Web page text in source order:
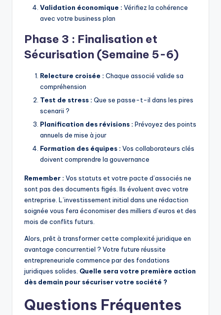
Validation économique : Vérifiez la cohérence
avec votre business plan
Phase 3 : Finalisation et
Sécurisation (Semaine 5-6)
Relecture croisée : Chaque associé valide sa
compréhension
Test de stress : Que se passe-t-il dans les pires
scenarii ?
Planification des révisions : Prévoyez des points
annuels de mise à jour
Formation des équipes : Vos collaborateurs clés
doivent comprendre la gouvernance
Remember : Vos statuts et votre pacte d’associés ne
sont pas des documents figés. Ils évoluent avec votre
entreprise. L’investissement initial dans une rédaction
soignée vous fera économiser des milliers d’euros et des
mois de conflits futurs.
Alors, prêt à transformer cette complexité juridique en
avantage concurrentiel ? Votre future réussite
entrepreneuriale commence par des fondations
juridiques solides. Quelle sera votre première action
dès demain pour sécuriser votre société ?
Questions Fréquentes